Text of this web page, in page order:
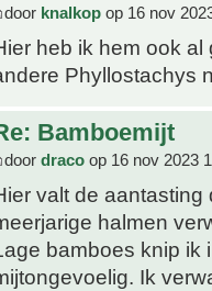
door knalkop op 16 nov
heb ik hem ook
Phyllostachys
Bamboemijt
door draco op 16 nov 2023
valt de aantasting
halmen
bamboes knip ik
Ik